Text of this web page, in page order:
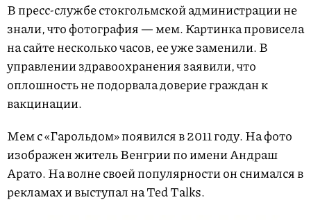
В пресс-службе стокгольмской администрации не
знали, что фотография — мем. Картинка провисела
на сайте несколько часов, ее уже заменили. В
управлении здравоохранения заявили, что
оплошность не подорвала доверие граждан к
вакцинации.
Мем с «Гарольдом» появился в 2011 году. На фото
изображен житель Венгрии по имени Андраш
Арато. На волне своей популярности он снимался в
рекламах и выступал на Ted Talks.